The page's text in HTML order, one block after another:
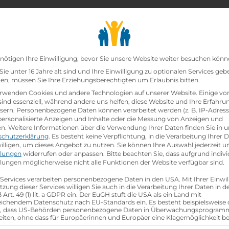
Lehrbetriebesearch
groupAnzahl Mitarbeiter
58
Tage
Datenschutz-
Ihre Einwilligung, bevor Sie unsere Website weiter besuchen
unter 16 Jahre alt sind und Ihre Einwilligung zu optionalen Services
müssen Sie Ihre Erziehungsberechtigten um Erlaubnis bitten.
Cookies und andere Technologien auf unserer Website. Einige
essenziell, während andere uns helfen, diese Website und Ihre
Personenbezogene Daten können verarbeitet werden (z. B. IP-
Anzeigen und Inhalte oder die Messung von Anzeigen und
Weitere Informationen über die Verwendung Ihrer Daten finden Sie in
. Es besteht keine Verpflichtung, in die Verarbeitung Ihrer
um dieses Angebot zu nutzen. Sie können Ihre Auswahl jederzeit
widerrufen oder anpassen. Bitte beachten Sie, dass aufgrund
möglicherweise nicht alle Funktionen der Website verfügbar sind.
verarbeiten personenbezogene Daten in den USA. Mit Ihrer
dieser Services willigen Sie auch in die Verarbeitung Ihrer Daten in
Art. 49 (1) lit. a GDPR ein. Der EuGH stuft die USA als ein Land mit
Datenschutz nach EU-Standards ein. Es besteht beispielsweise
dass US-Behörden personenbezogene Daten in
ohne dass für Europäerinnen und Europäer eine Klagemöglichkeit